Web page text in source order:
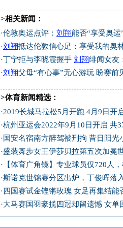
>相关新闻：
·伦敦奥运点评： 刘翔能否“享受奥运
·刘翔抵达伦敦信心足：享受我的奥
·丁宁拒与李晓霞握手 刘翔绯闻女友
·刘翔父母“有心事”无心游玩 盼赛前
>体育新闻精选：
·2019长城马拉松5月开跑 4月9日开
·杭州亚运会2022年9月10日开启 共
· 国安名宿南方醉驾被刑拘 昔日阳光
·盛装舞步女王伊莎贝拉第五次加冕
· 【体育广角镜】专业球员仅720人
·斯诺克世锦赛分区出炉，丁俊晖落
· 四国赛试金铿锵玫瑰 女足再集结能
·大马赛国羽豪揽四冠却留遗憾 女单